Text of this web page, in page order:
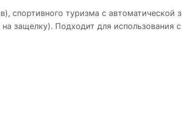
спортивного туризма с
защелку). Подходит для использования